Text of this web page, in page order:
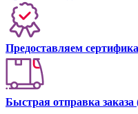
Предоставляем
Быстрая отправка заказа